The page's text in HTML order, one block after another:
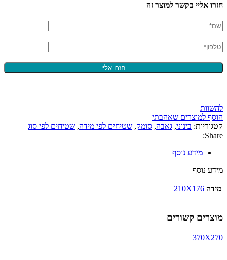
חזרו אליי בקשר למוצר זה
להשוות
הוסף למוצרים שאהבתי
קטגוריות: בינוני, גאבה, סומק, שטיחים לפי מידה, שטיחים לפי סוג
Share:
מידע נוסף
מידע נוסף
מידה 210X176
מוצרים קשורים
370X270